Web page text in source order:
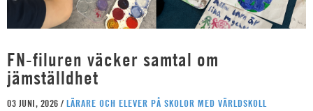
FN-filuren väcker samtal om
jämställdhet
03 JUNI, 2026 / LÄRARE OCH ELEVER PÅ SKOLOR MED VÄRLDSKOLL